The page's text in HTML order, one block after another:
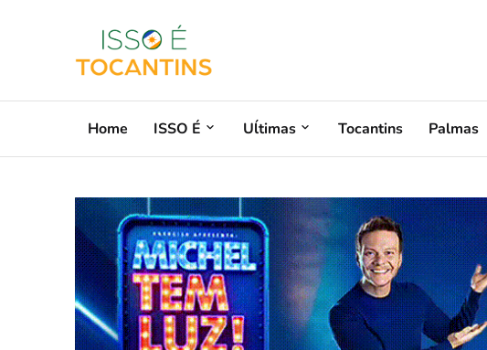
Home ISSO É Uĺtimas Tocantins Palmas